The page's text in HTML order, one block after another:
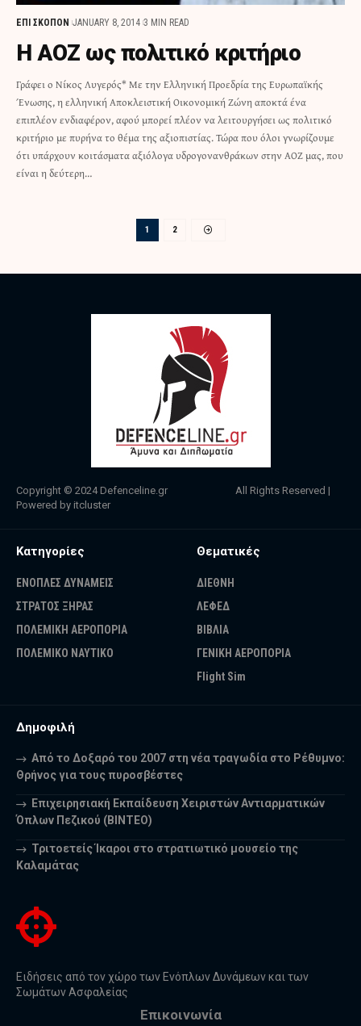
ΕΠΙ ΣΚΟΠΟΝ JANUARY 8, 2014 3 MIN READ
Η ΑΟΖ ως πολιτικό κριτήριο
Γράφει ο Νίκος Λυγερός* Με την Ελληνική Προεδρία της Ευρωπαϊκής
Ένωσης, η ελληνική Αποκλειστική Οικονομική Ζώνη αποκτά ένα
επιπλέον ενδιαφέρον, αφού μπορεί πλέον να λειτουργήσει ως πολιτικό
κριτήριο με πυρήνα το θέμα της αξιοπιστίας. Τώρα που όλοι γνωρίζουμε
ότι υπάρχουν κοιτάσματα αξιόλογα υδρογονανθράκων στην ΑΟΖ μας, που
είναι η δεύτερη…
1 2
Copyright © 2024 Defenceline.gr All Rights Reserved |
Powered by itcluster
Κατηγορίες
ΕΝΟΠΛΕΣ ΔΥΝΑΜΕΙΣ
ΣΤΡΑΤΟΣ ΞΗΡΑΣ
ΠΟΛΕΜΙΚΗ ΑΕΡΟΠΟΡΙΑ
ΠΟΛΕΜΙΚΟ ΝΑΥΤΙΚΟ
Θεματικές
ΔΙΕΘΝΗ
ΛΕΦΕΔ
ΒΙΒΛΙΑ
ΓΕΝΙΚΗ ΑΕΡΟΠΟΡΙΑ
Flight Sim
Δημοφιλή
Από το Δοξαρό του 2007 στη νέα τραγωδία στο Ρέθυμνο:
Θρήνος για τους πυροσβέστες
Επιχειρησιακή Εκπαίδευση Χειριστών Αντιαρματικών
Όπλων Πεζικού (ΒΙΝΤΕΟ)
Τριτοετείς Ίκαροι στο στρατιωτικό μουσείο της
Καλαμάτας
Ειδήσεις από τον χώρο των Ενόπλων Δυνάμεων και των
Σωμάτων Ασφαλείας
Επικοινωνία